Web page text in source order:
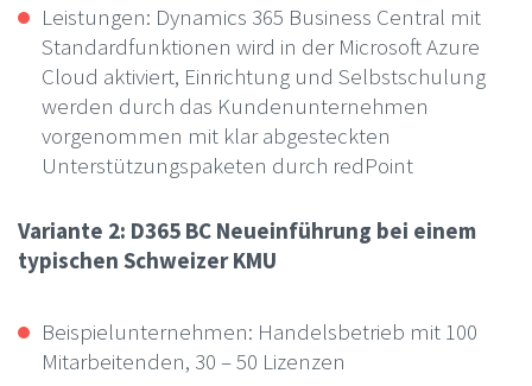
Leistungen: Dynamics 365 Business Central mit
Standardfunktionen wird in der Microsoft Azure
Cloud aktiviert, Einrichtung und Selbstschulung
werden durch das Kundenunternehmen
vorgenommen mit klar abgesteckten
Unterstützungspaketen durch redPoint
Variante 2: D365 BC Neueinführung bei einem
typischen Schweizer KMU
Beispielunternehmen: Handelsbetrieb mit 100
Mitarbeitenden, 30 – 50 Lizenzen